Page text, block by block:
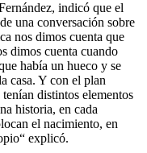
indicó que el
una conversación sobre
nos dimos cuenta que
dimos cuenta cuando
había un hueco y se
casa. Y con el plan
distintos elementos
historia, en cada
el nacimiento, en
explicó.